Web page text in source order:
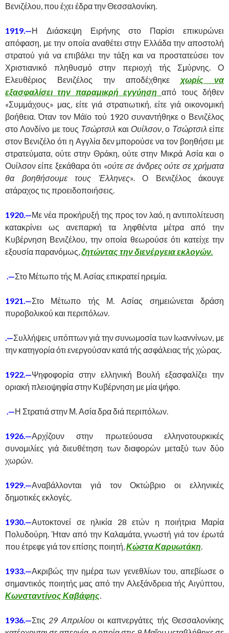
Βενιζέλου, που έχει έδρα την Θεσσαλονίκη.
1919.—Η Διάσκεψη Ειρήνης στο Παρίσι επικυρώνει
απόφαση, με την οποία αναθέτει στην Ελλάδα την αποστολή
στρατού γιά να επιβάλει την τάξη και να προστατεύσει τον
Χριστιανικό πληθυσμό στην περιοχή τής Σμύρνης. Ο
Ελευθέριος Βενιζέλος την αποδέχθηκε χωρίς να
εξασφαλίσει την παραμικρή εγγύηση από τους δήθεν
«Συμμάχους» μας, είτε γιά στρατιωτική, είτε γιά οικονομική
βοήθεια. Όταν τον Μάϊο τού 1920 συναντήθηκε ο Βενιζέλος
στο Λονδίνο με τους Τσώρτσιλ και Ουίλσον, ο Τσώρτσιλ είπε
στον Βενιζέλο ότι η Αγγλία δεν μπορούσε να τον βοηθήσει με
στρατεύματα, ούτε στην Θράκη, ούτε στην Μικρά Ασία και ο
Ουίλσον είπε ξεκάθαρα ότι «ούτε σε άνδρες ούτε σε χρήματα
θα βοηθήσουμε τους Έλληνες». Ο Βενιζέλος άκουγε
ατάραχος τις προειδοποιήσεις.
1920.—Με νέα προκήρυξή της προς τον λαό, η αντιπολίτευση
κατακρίνει ως ανεπαρκή τα ληφθέντα μέτρα από την
Κυβέρνηση Βενιζέλου, την οποία θεωρούσε ότι κατείχε την
εξουσία παρανόμως,ζητώντας την διενέργεια εκλογών.
.—Στο Μέτωπο τής Μ. Ασίας επικρατεί ηρεμία.
1921.—Στο Μέτωπο τής Μ. Ασίας σημειώνεται δράση
πυροβολικού και περιπόλων.
.—Συλλήψεις υπόπτων γιά την συνωμοσία των Ιωαννίνων, με
την κατηγορία ότι ενεργούσαν κατά τής ασφάλειας τής χώρας.
1922.—Ψηφοφορία στην ελληνική Βουλή εξασφαλίζει την
οριακή πλειοψηφία στην Κυβέρνηση με μία ψήφο.
.—Η Στρατιά στην Μ. Ασία δρα διά περιπόλων.
1926.—Αρχίζουν στην πρωτεύουσα ελληνοτουρκικές
συνομιλίες γιά διευθέτηση των διαφορών μεταξύ των δύο
χωρών.
1929.—Αναβάλλονται γιά τον Οκτώβριο οι ελληνικές
δημοτικές εκλογές.
1930.—Αυτοκτονεί σε ηλικία 28 ετών η ποιήτρια Μαρία
Πολυδούρη. Ήταν από την Καλαμάτα, γνωστή γιά τον έρωτά
που έτρεφε γιά τον επίσης ποιητή,Κώστα Καρυωτάκη.
1933.—Ακριβώς την ημέρα των γενεθλίων του, απεβίωσε ο
σημαντικός ποιητής μας από την Αλεξάνδρεια τής Αιγύπτου,
Κωνσταντίνος Καβάφης.
1936.—Στις 29 Απριλίουοι καπνεργάτες τής Θεσσαλονίκης